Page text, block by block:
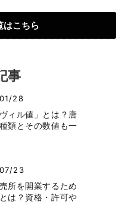
はこちら
事
28
ヴィル値」とは？唐
類とその数値も一
23
所を開業するため
は？資格・許可や